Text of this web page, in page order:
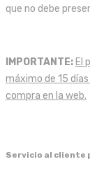
que no debe
IMPORTANTE: El
máximo de 15
compra en la web.
Servicio al cliente